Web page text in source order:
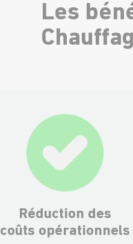
Les
Réduction des
coûts opérationnels